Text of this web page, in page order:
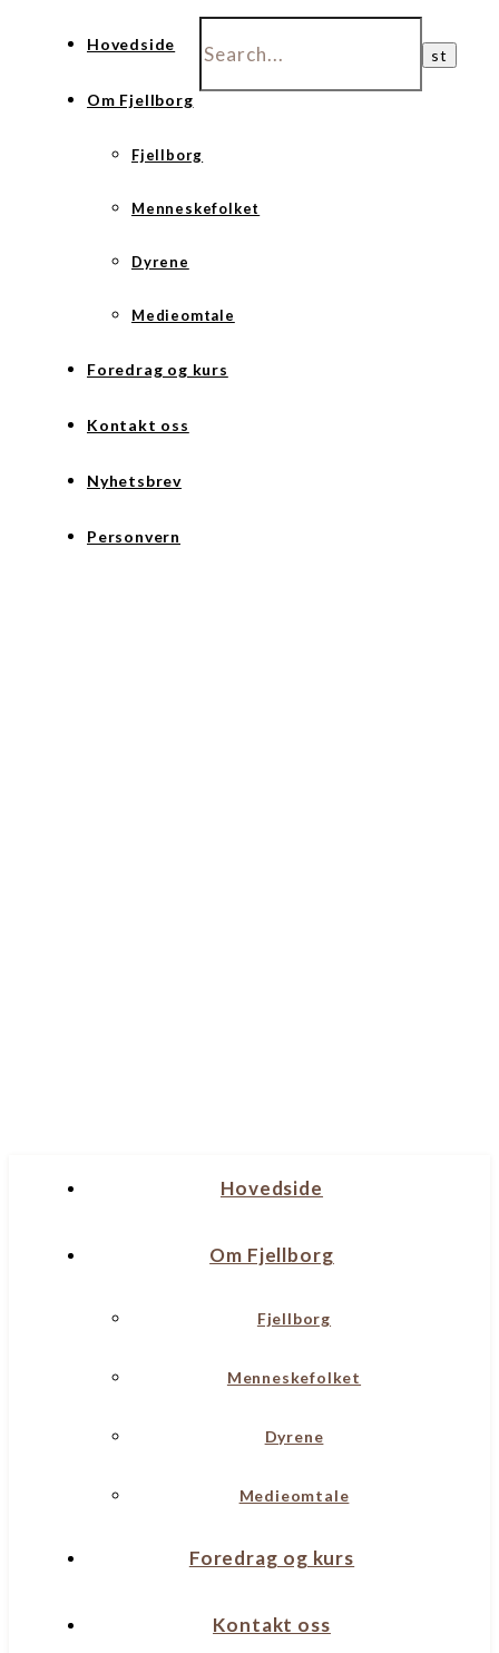
Hovedside
Om Fjellborg
Fjellborg
Menneskefolket
Dyrene
Medieomtale
Foredrag og kurs
Kontakt oss
Nyhetsbrev
Personvern
Hovedside
Om Fjellborg
Fjellborg
Menneskefolket
Dyrene
Medieomtale
Foredrag og kurs
Kontakt oss